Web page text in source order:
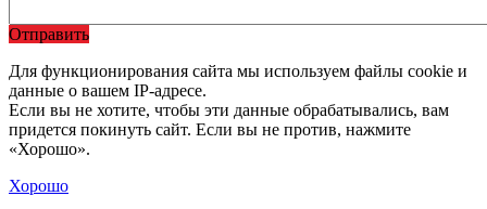
Отправить
Для функционирования сайта мы используем файлы cookie и
данные о вашем IP-адресе.
Если вы не хотите, чтобы эти данные обрабатывались, вам
придется покинуть сайт. Если вы не против, нажмите
«Хорошо».
Хорошо